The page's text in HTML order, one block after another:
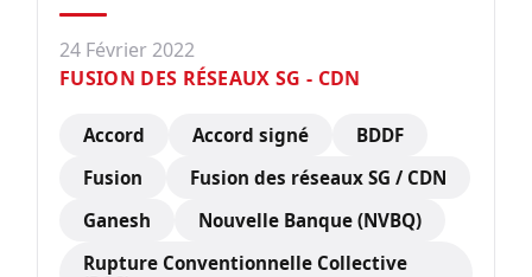
24 Février 2022
FUSION DES RÉSEAUX SG - CDN
Accord Accord signé
BDDF
Fusion
Fusion des réseaux SG / CDN
Ganesh
Nouvelle Banque (NVBQ)
Rupture Conventionnelle Collective